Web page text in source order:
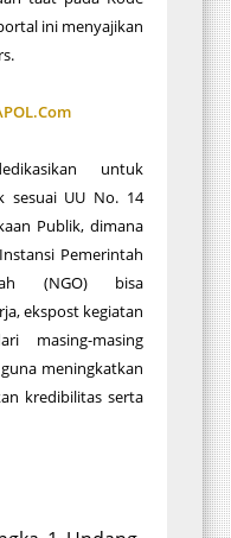
ini menyajikan
untuk
sesuai UU No. 14
Publik, dimana
Pemerintah
(NGO) bisa
ekspost kegiatan
masing-masing
meningkatkan
kredibilitas serta